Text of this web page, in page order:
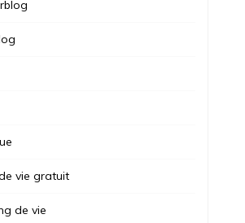
vie gratuit
de vie